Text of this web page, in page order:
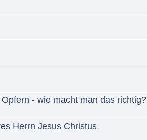
- wie macht man das richtig?
Herrn Jesus Christus